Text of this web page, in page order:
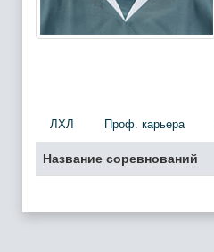
ЛХЛ Проф. карьера
Название соревнований